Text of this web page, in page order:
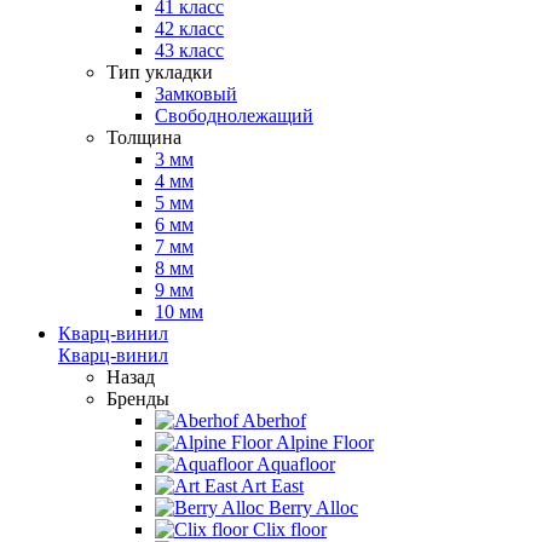
41 класс
42 класс
43 класс
Тип укладки
Замковый
Свободнолежащий
Толщина
3 мм
4 мм
5 мм
6 мм
7 мм
8 мм
9 мм
10 мм
Кварц-винил
Кварц-винил
Назад
Бренды
Aberhof
Alpine Floor
Aquafloor
Art East
Berry Alloc
Clix floor